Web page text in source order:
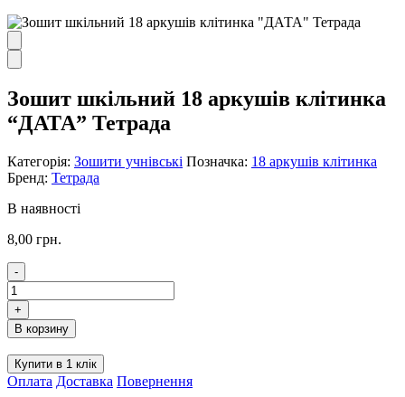
Зошит шкільний 18 аркушів клiтинка
“ДАТА” Тетрада
Категорія: Зошити учнівські Позначка: 18 аркушів клітинка
Бренд: Тетрада
В наявності
8,00 грн.
-
Зошит
шкільний
18
аркушів
клiтинка
"ДАТА"
Тетрада
+
В корзину
Купити в 1 клік
Оплата Доставка Повернення